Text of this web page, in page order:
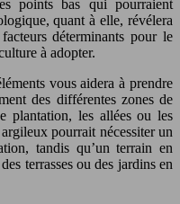
points bas qui pourraient
quant à elle, révélera
déterminants pour le
à adopter.
vous aidera à prendre
des différentes zones de
plantation, les allées ou les
pourrait nécessiter un
tandis qu’un terrain en
terrasses ou des jardins en